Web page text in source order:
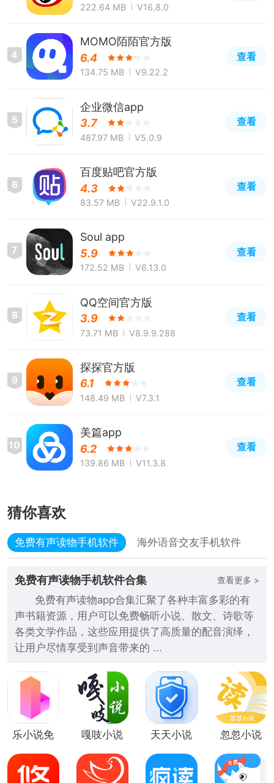
222.64 MB V16.8.0
4
MOMO陌陌官方版
6.4
134.75 MB V9.22.2
查看
5
企业微信app
3.7
487.97 MB V5.0.9
查看
6
百度贴吧官方版
4.3
83.57 MB V22.9.1.0
查看
7
Soul app
5.9
172.52 MB V6.13.0
查看
8
QQ空间官方版
3.9
73.71 MB V8.9.9.288
查看
9
探探官方版
6.1
148.49 MB V7.3.1
查看
10
美篇app
6.2
139.86 MB V11.3.8
查看
猜你喜欢
免费有声读物手机软件 海外语音交友手机软件
免费有声读物手机软件合集 查看更多 >
免费有声读物app合集汇聚了各种丰富多彩的有
声书籍资源，用户可以免费畅听小说、散文、诗歌等
各类文学作品，这些应用提供了高质量的配音演绎，
让用户尽情享受到声音带来的 ...
乐小说免
嘎吱小说 天天小说 忽忽小说